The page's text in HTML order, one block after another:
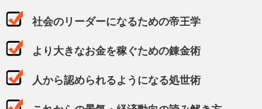
社会のリーダーになるための帝王学
より大きなお金を稼ぐための錬金術
人から認められるようになる処世術